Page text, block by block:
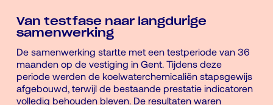
Van testfase naar langdurige
samenwerking
De samenwerking startte met een testperiode van 36
maanden op de vestiging in Gent. Tijdens deze
periode werden de koelwaterchemicaliën stapsgewijs
afgebouwd, terwijl de bestaande prestatie indicatoren
volledig behouden bleven. De resultaten waren